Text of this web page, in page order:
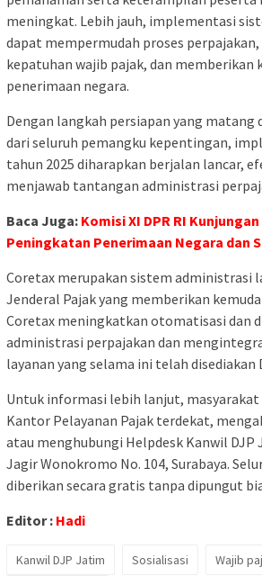
meningkat. Lebih jauh, implementasi
dapat mempermudah proses
kepatuhan wajib pajak, dan
penerimaan negara.
Dengan langkah persiapan yang matang
dari seluruh pemangku kepentingan,
tahun 2025 diharapkan berjalan lancar,
menjawab tantangan administrasi
Baca Juga: Komisi XI DPR RI
Peningkatan Penerimaan Negara dan
Coretax merupakan sistem administrasi
Jenderal Pajak yang memberikan
Coretax meningkatkan otomatisasi dan
administrasi perpajakan dan
layanan yang selama ini telah disediakan
Untuk informasi lebih lanjut,
Kantor Pelayanan Pajak terdekat,
atau menghubungi Helpdesk Kanwil DJP
Jagir Wonokromo No. 104, Surabaya.
diberikan secara gratis tanpa dipungut
Editor : Hadi
Kanwil DJP Jatim Sosialisasi
Wajib